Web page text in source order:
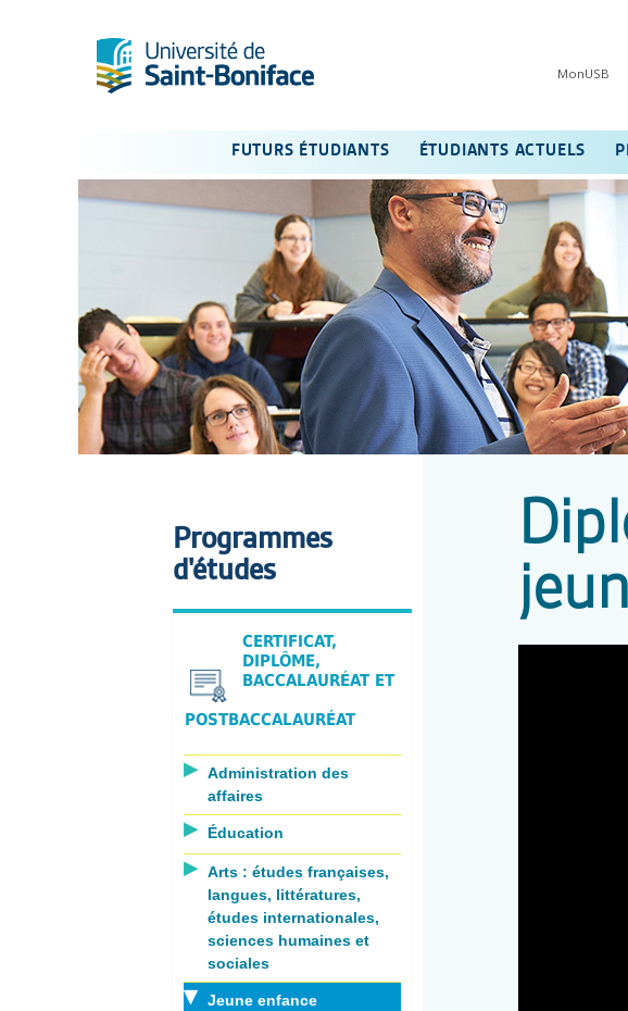
MonUSB
FUTURS ÉTUDIANTS ÉTUDIANTS ACTUELS
Programmes
d'études
CERTIFICAT,
DIPLÔME,
BACCALAURÉAT ET
POSTBACCALAURÉAT
Administration des
affaires
Éducation
Arts : études françaises,
langues, littératures,
études internationales,
sciences humaines et
sociales
Jeune enfance